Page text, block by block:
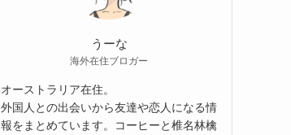
うーな
海外在住ブロガー
オーストラリア在住。
外国人との出会いから友達や恋人になる情
報をまとめています。コーヒーと椎名林檎